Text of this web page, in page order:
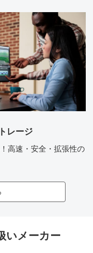
レージ
高速・安全・拡張性の
いメーカー